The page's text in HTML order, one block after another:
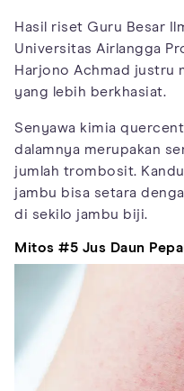
Hasil riset Guru Besar
Universitas Airlangga
Harjono Achmad justru
yang lebih berkhasiat.
Senyawa kimia
dalamnya merupakan
jumlah trombosit.
jambu bisa setara
di sekilo jambu biji.
Mitos #5 Jus Daun